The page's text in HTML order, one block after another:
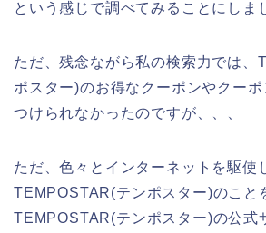
という感じで調べてみることにしま
ただ、残念ながら私の検索力では、
ポスター)のお得なクーポンやクー
つけられなかったのですが、、、
ただ、色々とインターネットを駆使
TEMPOSTAR(テンポスター)のこと
TEMPOSTAR(テンポスター)の公式